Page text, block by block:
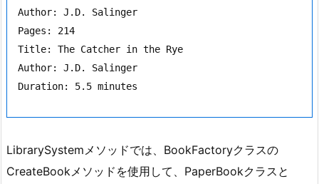
Author: J.D. Salinger
Pages: 214
Title: The Catcher in the Rye
Author: J.D. Salinger
LibrarySystemメソッドでは、BookFactoryクラスの
CreateBookメソッドを使用して、PaperBookクラスと